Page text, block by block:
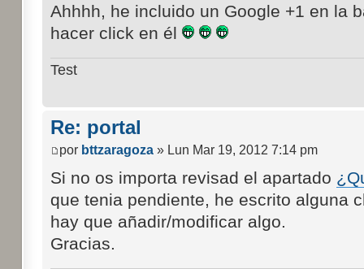
Ahhhh, he incluido un Google +1 en la
hacer click en él
Test
Re: portal
por bttzaragoza» Lun Mar 19, 2012 7:14 pm
Si no os importa revisad el apartado
que tenia pendiente, he escrito alguna
hay que añadir/modificar algo.
Gracias.